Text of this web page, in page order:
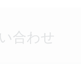
合わせ